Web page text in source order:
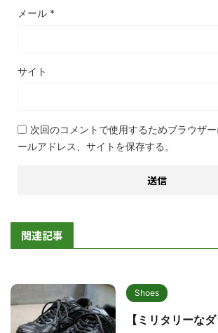
メール *
サイト
次回のコメントで使用するためブラウザ
ールアドレス、サイトを保存する。
関連記事
Shoes
【ミリタリーな